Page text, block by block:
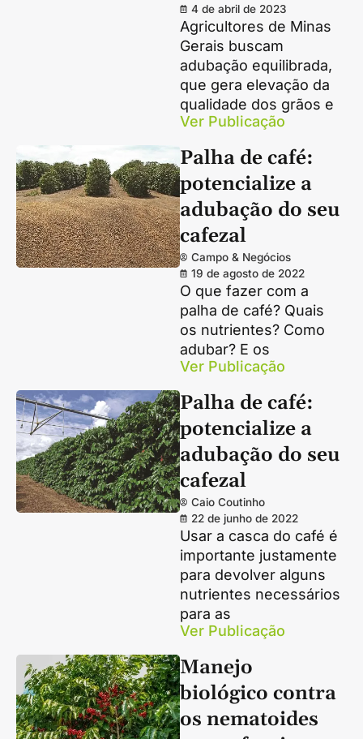
4 de abril de 2023
Agricultores de Minas
Gerais buscam
adubação equilibrada,
que gera elevação da
qualidade dos grãos e
Ver Publicação
Palha de café:
potencialize a
adubação do seu
cafezal
Campo & Negócios
19 de agosto de 2022
O que fazer com a
palha de café? Quais
os nutrientes? Como
adubar? E os
Ver Publicação
Palha de café:
potencialize a
adubação do seu
cafezal
Caio Coutinho
22 de junho de 2022
Usar a casca do café é
importante justamente
para devolver alguns
nutrientes necessários
para as
Ver Publicação
Manejo
biológico contra
os nematoides